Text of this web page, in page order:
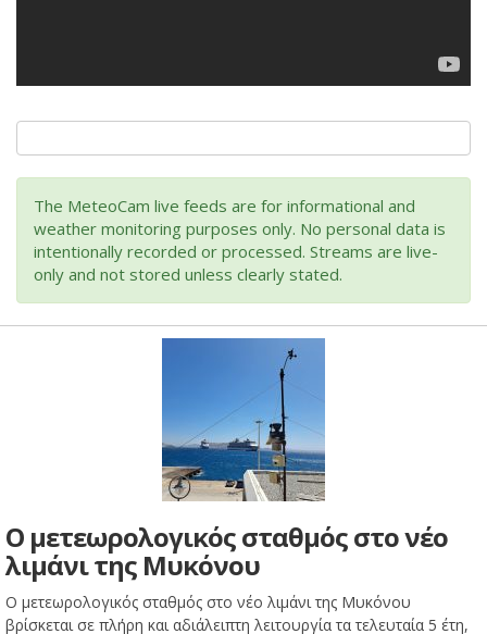
The MeteoCam live feeds are for informational and
weather monitoring purposes only. No personal data is
intentionally recorded or processed. Streams are live-
only and not stored unless clearly stated.
Ο μετεωρολογικός σταθμός στο νέο
λιμάνι της Μυκόνου
Ο μετεωρολογικός σταθμός στο νέο λιμάνι της Μυκόνου
βρίσκεται σε πλήρη και αδιάλειπτη λειτουργία τα τελευταία 5 έτη,